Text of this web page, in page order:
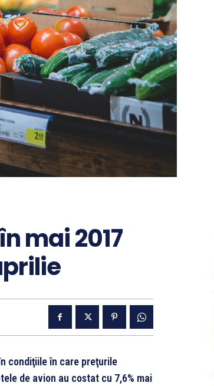
mai 2017
condiţiile în care preţurile
de avion au costat cu 7,6% mai